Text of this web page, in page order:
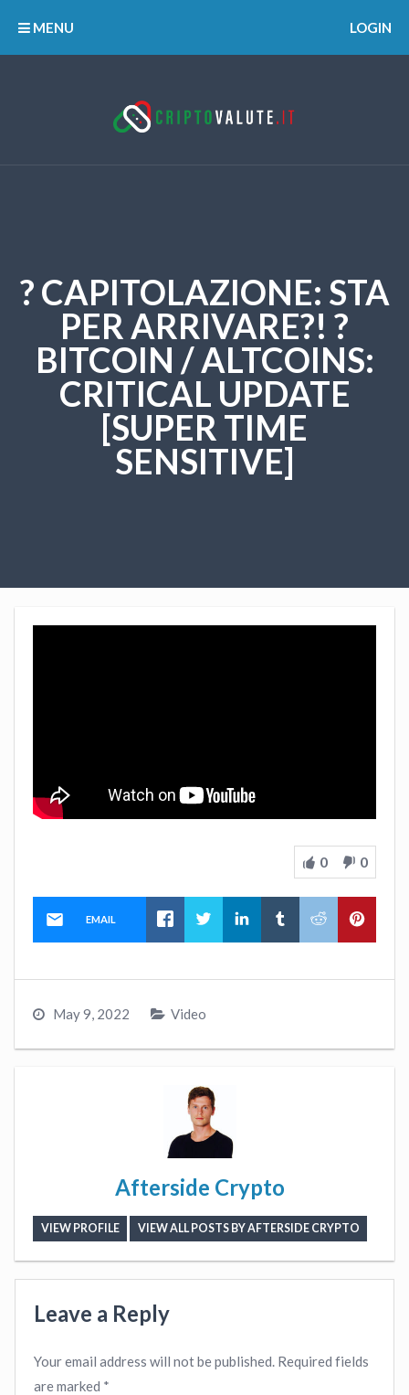
MENU LOGIN
? CAPITOLAZIONE: STA
PER ARRIVARE?! ?
BITCOIN / ALTCOINS:
CRITICAL UPDATE
[SUPER TIME
SENSITIVE]
0 0
EMAIL
May 9, 2022 Video
Afterside Crypto
VIEW PROFILE VIEW ALL POSTS BY AFTERSIDE CRYPTO
Leave a Reply
Your email address will not be published. Required fields
are marked *